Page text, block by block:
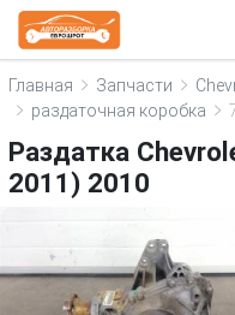
Главная Запчасти
раздаточная коробка
Раздатка
2011) 2010